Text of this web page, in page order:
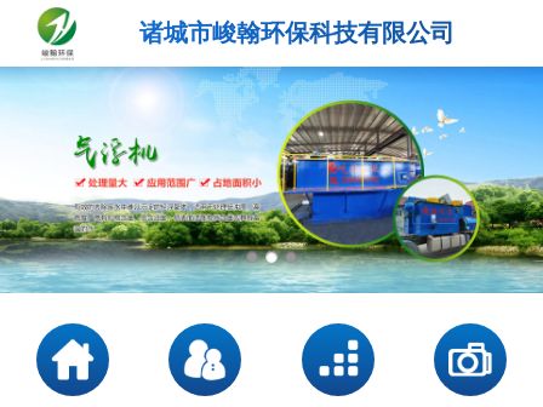
诸城市峻翰环保科技有限公司